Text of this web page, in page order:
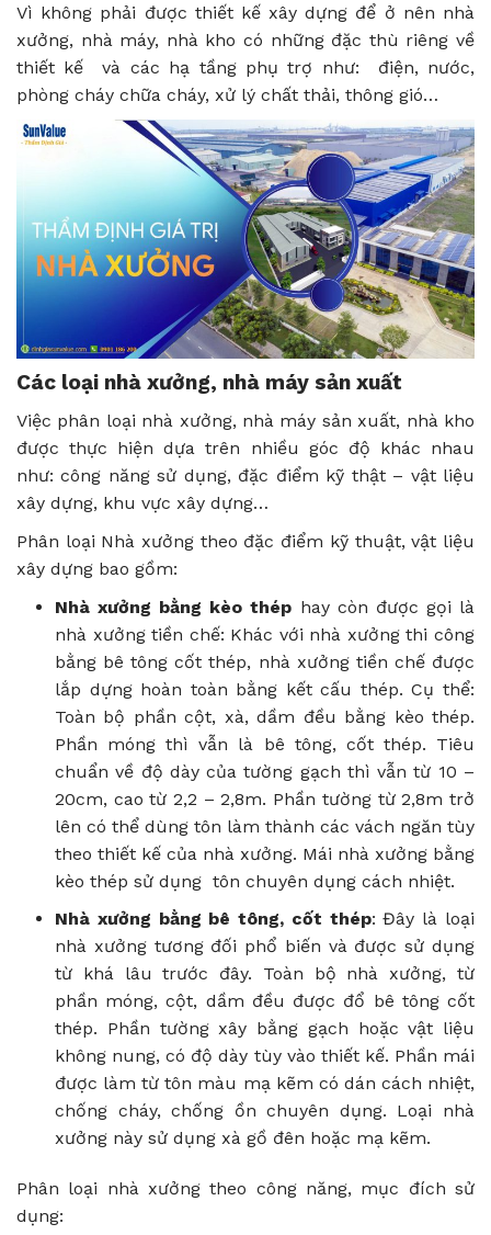
Vì không phải được thiết kế xây dựng để ở nên nhà
xưởng, nhà máy, nhà kho có những đặc thù riêng về
thiết kế và các hạ tầng phụ trợ như: điện, nước,
phòng cháy chữa cháy, xử lý chất thải, thông gió…
Các loại nhà xưởng, nhà máy sản xuất
Việc phân loại nhà xưởng, nhà máy sản xuất, nhà kho
được thực hiện dựa trên nhiều góc độ khác nhau
như: công năng sử dụng, đặc điểm kỹ thật – vật liệu
xây dựng, khu vực xây dựng…
Phân loại Nhà xưởng theo đặc điểm kỹ thuật, vật liệu
xây dựng bao gồm:
Nhà xưởng bằng kèo thép hay còn được gọi là
nhà xưởng tiền chế: Khác với nhà xưởng thi công
bằng bê tông cốt thép, nhà xưởng tiền chế được
lắp dựng hoàn toàn bằng kết cấu thép. Cụ thể:
Toàn bộ phần cột, xà, dầm đều bằng kèo thép.
Phần móng thì vẫn là bê tông, cốt thép. Tiêu
chuẩn về độ dày của tường gạch thì vẫn từ 10 –
20cm, cao từ 2,2 – 2,8m. Phần tường từ 2,8m trở
lên có thể dùng tôn làm thành các vách ngăn tùy
theo thiết kế của nhà xưởng. Mái nhà xưởng bằng
kèo thép sử dụng tôn chuyên dụng cách nhiệt.
Nhà xưởng bằng bê tông, cốt thép: Đây là loại
nhà xưởng tương đối phổ biến và được sử dụng
từ khá lâu trước đây. Toàn bộ nhà xưởng, từ
phần móng, cột, dầm đều được đổ bê tông cốt
thép. Phần tường xây bằng gạch hoặc vật liệu
không nung, có độ dày tùy vào thiết kế. Phần mái
được làm từ tôn màu mạ kẽm có dán cách nhiệt,
chống cháy, chống ồn chuyên dụng. Loại nhà
xưởng này sử dụng xà gồ đên hoặc mạ kẽm.
Phân loại nhà xưởng theo công năng, mục đích sử
dụng: